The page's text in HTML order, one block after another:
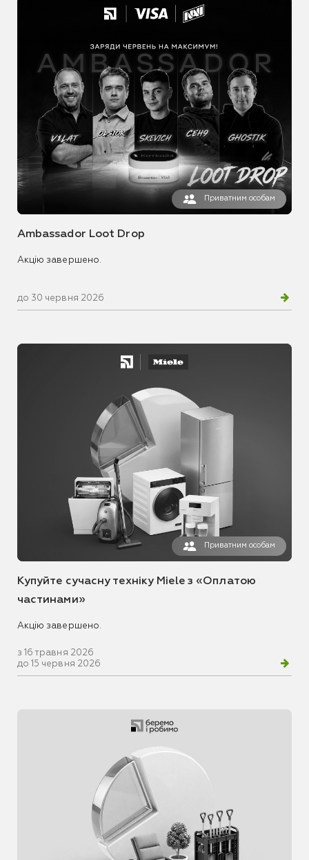
Приватним особам
Ambassador Loot Drop
Акцію завершено.
до 30 червня 2026
Приватним особам
Купуйте сучасну техніку Miele з «Оплатою
частинами»
Акцію завершено.
з 16 травня 2026
до 15 червня 2026